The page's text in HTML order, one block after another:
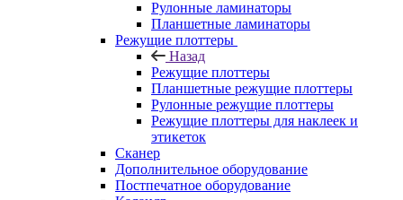
Рулонные ламинаторы
Планшетные ламинаторы
Режущие плоттеры
Назад
Режущие плоттеры
Планшетные режущие плоттеры
Рулонные режущие плоттеры
Режущие плоттеры для наклеек и
этикеток
Сканер
Дополнительное оборудование
Постпечатное оборудование